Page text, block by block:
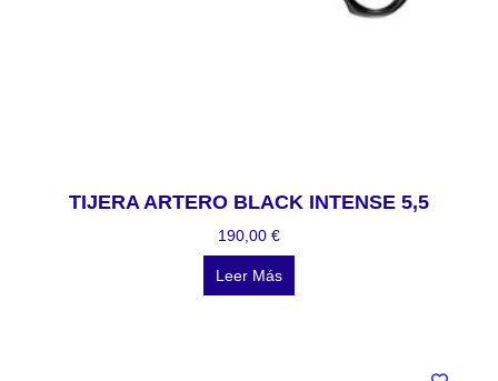
TIJERA ARTERO BLACK INTENSE 5,5
190,00 €
Leer Más